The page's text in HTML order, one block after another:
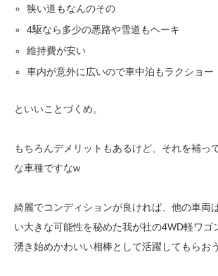
狭い道もなんのその
4駆なら多少の悪路や雪道もヘーキ
維持費が安い
車内が意外に広いので車中泊もラクショー
といいことづくめ。
もちろんデメリットもあるけど、それを補っ
な車種ですなw
綺麗でコンディションが良ければ、他の車両
い大きな可能性を秘めた我が社の4WD軽ワゴ
湧き始めかわいい相棒として活躍してもらお